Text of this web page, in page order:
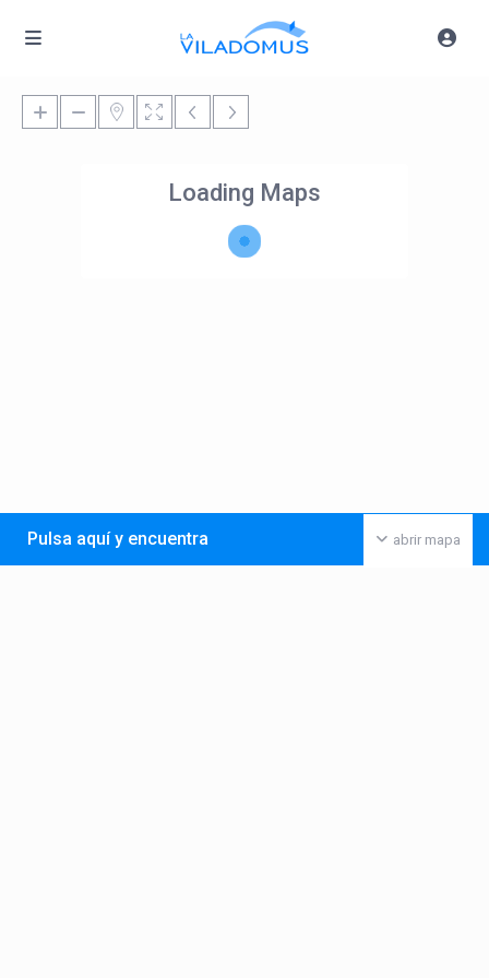
Loading Maps
abrir mapa
Pulsa aquí y encuentra